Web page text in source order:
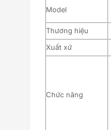
Model
Thương hiệu
Xuất xứ
Chức năng